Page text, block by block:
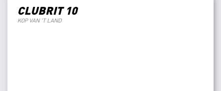
CLUBRIT 10
KOP VAN 'T LAND